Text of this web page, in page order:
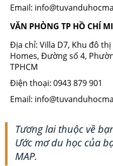
Email:
VĂN PHÒNG TP HỒ CHÍ
Địa chỉ: Villa D7, Khu đô
Homes, Đường số 4,
TPHCM
Điện thoại: 0943 879 901
Email:
Tương lai thuộc về
Ước mơ du học của
MAP.